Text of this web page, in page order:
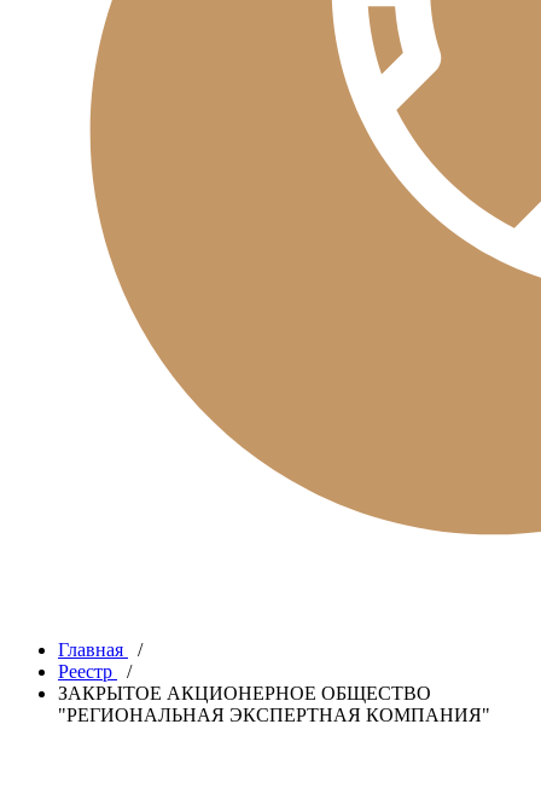
Главная
/
Реестр
/
ЗАКРЫТОЕ АКЦИОНЕРНОЕ ОБЩЕСТВО
"РЕГИОНАЛЬНАЯ ЭКСПЕРТНАЯ КОМПАНИЯ"